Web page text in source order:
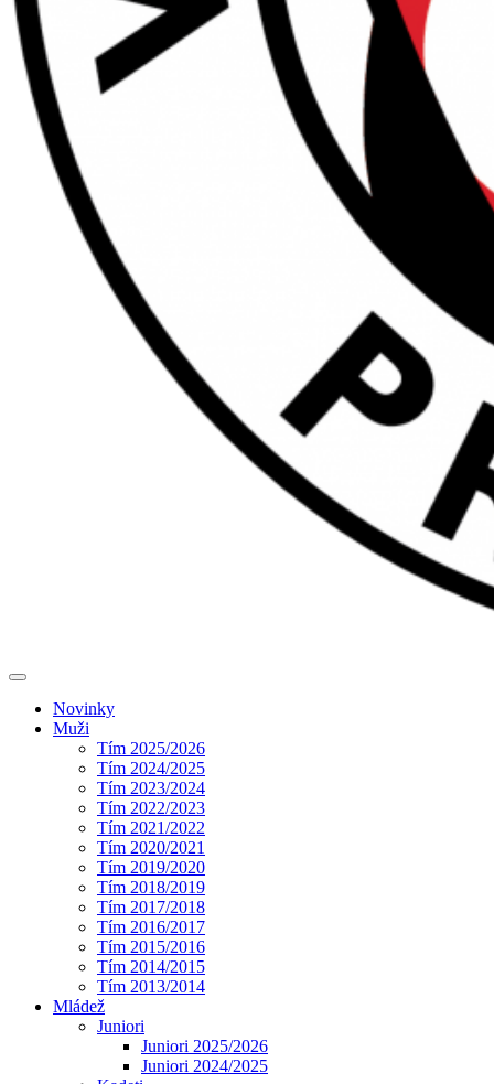
Novinky
Muži
Tím 2025/2026
Tím 2024/2025
Tím 2023/2024
Tím 2022/2023
Tím 2021/2022
Tím 2020/2021
Tím 2019/2020
Tím 2018/2019
Tím 2017/2018
Tím 2016/2017
Tím 2015/2016
Tím 2014/2015
Tím 2013/2014
Mládež
Juniori
Juniori 2025/2026
Juniori 2024/2025